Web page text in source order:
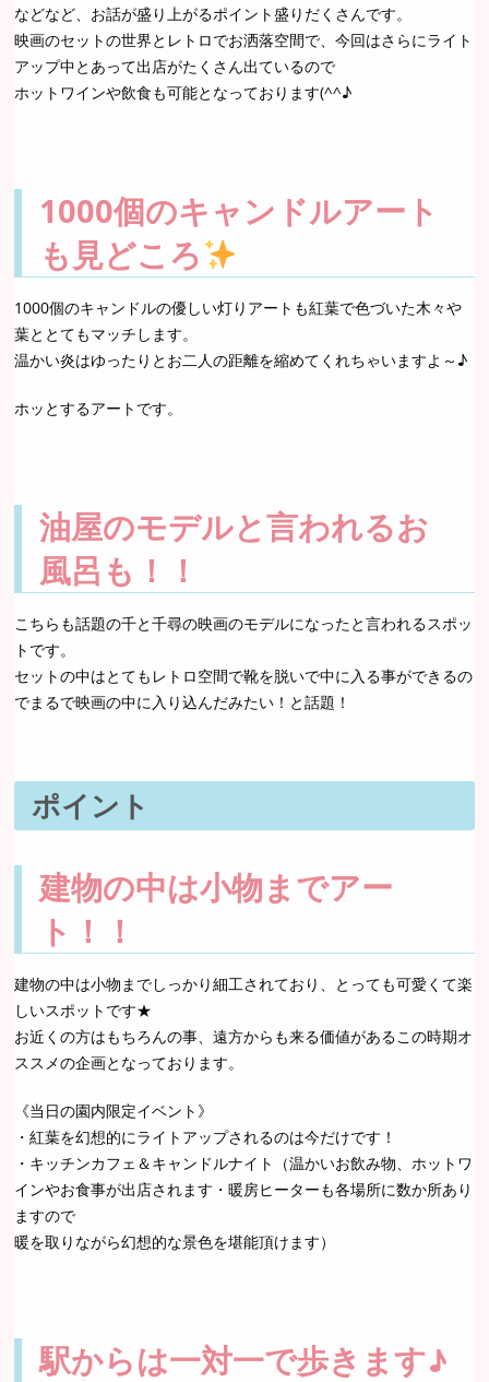
などなど、お話が盛り上がるポイント盛りだくさんです。
映画のセットの世界とレトロでお洒落空間で、今回はさらにライト
アップ中とあって出店がたくさん出ているので
ホットワインや飲食も可能となっております(^^♪
1000個のキャンドルアート
も見どころ
1000個のキャンドルの優しい灯りアートも紅葉で色づいた木々や
葉ととてもマッチします。
温かい炎はゆったりとお二人の距離を縮めてくれちゃいますよ～♪
ホッとするアートです。
油屋のモデルと言われるお
風呂も！！
こちらも話題の千と千尋の映画のモデルになったと言われるスポッ
トです。
セットの中はとてもレトロ空間で靴を脱いで中に入る事ができるの
でまるで映画の中に入り込んだみたい！と話題！
ポイント
建物の中は小物までアー
ト！！
建物の中は小物までしっかり細工されており、とっても可愛くて楽
しいスポットです★
お近くの方はもちろんの事、遠方からも来る価値があるこの時期オ
ススメの企画となっております。
《当日の園内限定イベント》
・紅葉を幻想的にライトアップされるのは今だけです！
・キッチンカフェ＆キャンドルナイト（温かいお飲み物、ホットワ
インやお食事が出店されます・暖房ヒーターも各場所に数か所あり
ますので
暖を取りながら幻想的な景色を堪能頂けます）
駅からは一対一で歩きます♪